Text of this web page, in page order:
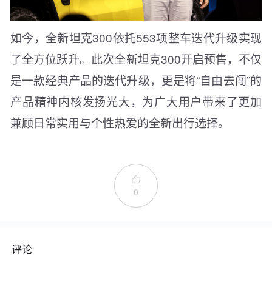
如今，全新坦克300依托553项整车迭代升级实现
了全方位跃升。此次全新坦克300开启预售，不仅
是一款经典产品的迭代升级，更是将“自由去闯”的
产品精神内核发扬光大，为广大用户带来了更加
兼顾日常实用与个性热爱的全新出行选择。

0
评论